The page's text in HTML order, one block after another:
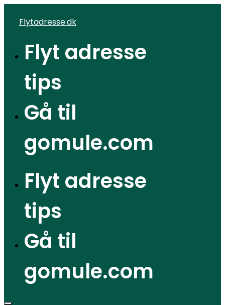
Flytadresse.dk
Flyt adresse
tips
Gå til
gomule.com
Flyt adresse
tips
Gå til
gomule.com